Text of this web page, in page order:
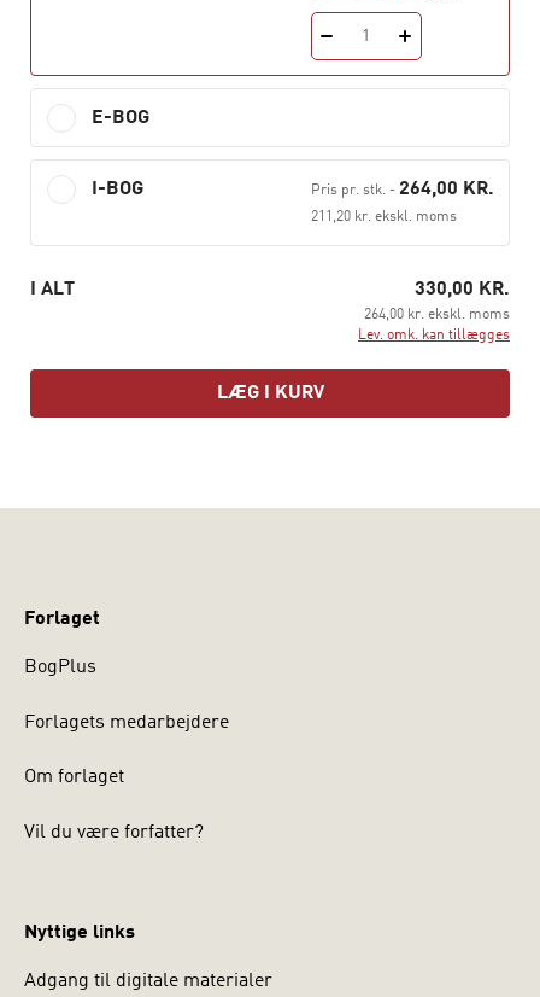
og historieskabende deltagelse og dermed medvirke til,
at de udvikler en meningsfuld kritisk historisk
forståelse.
Bogen er især tiltænkt læreruddannelsen
undervisningsfag historie, men henvender sig også til
andre, der beskæftiger sig med historieformidling og -
1
E-BOG
I-BOG Pris pr. stk.- 264,00 KR.
211,20 kr. ekskl. moms
I ALT 330,00 KR.
264,00 kr. ekskl. moms
Lev. omk. kan tillægges
LÆG I KURV
Forlaget
BogPlus
Forlagets medarbejdere
Om forlaget
Vil du være forfatter?
Nyttige links
Adgang til digitale materialer